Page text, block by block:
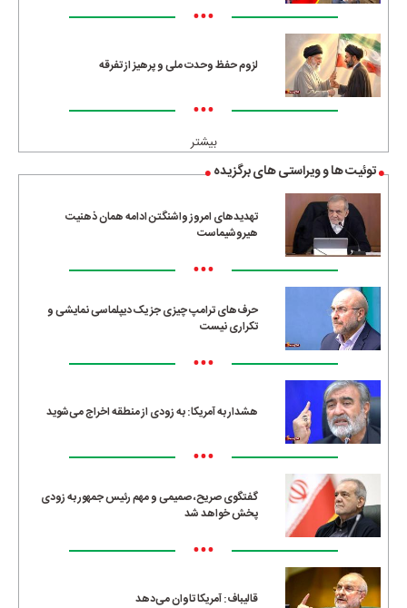
•••
لزوم حفظ وحدت ملی و پرهیز از تفرقه
•••
بیشتر
توئیت ها و ویراستی های برگزیده
تهدیدهای امروز واشنگتن ادامه همان ذهنیت
هیروشیماست
•••
حرف‌های ترامپ چیزی جز یک دیپلماسی نمایشی و
تکراری نیست
•••
هشدار به آمریکا: به زودی از منطقه اخراج می‌شوید
•••
گفتگوی صریح، صمیمی و مهم رئیس جمهور به زودی
پخش خواهد شد
•••
قالیباف: آمریکا تاوان می‌دهد